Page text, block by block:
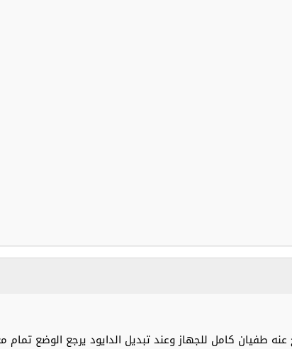
طفيان كامل للجهاز وعند تبديل الدايود يرجع الوضع